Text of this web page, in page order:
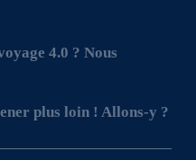
4.0 ? Nous
plus loin ! Allons-y ?